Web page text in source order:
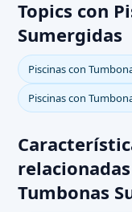
Topics con
Sumergidas
Piscinas con
Piscinas con
Tumbonas